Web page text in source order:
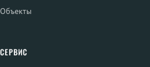
Объекты
СЕРВИС